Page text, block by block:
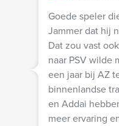
Goede speler
Jammer dat hij
Dat zou vast
naar PSV wilde
een jaar bij AZ
binnenlandse
en Addai
meer ervaring